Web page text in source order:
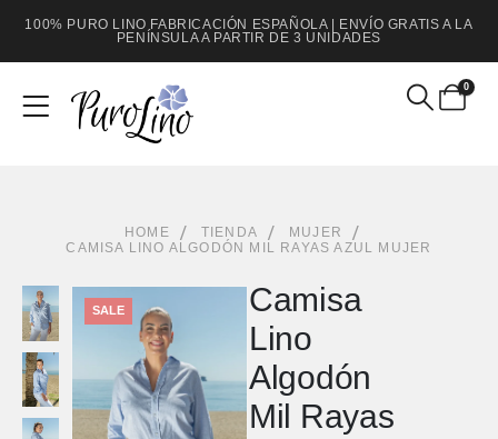
100% PURO LINO FABRICACIÓN ESPAÑOLA | ENVÍO GRATIS A LA
PENÍNSULA A PARTIR DE 3 UNIDADES
0
HOME TIENDA
MUJER
CAMISA LINO ALGODÓN MIL RAYAS AZUL MUJER
SALE
Camisa
Lino
Algodón
Mil Rayas